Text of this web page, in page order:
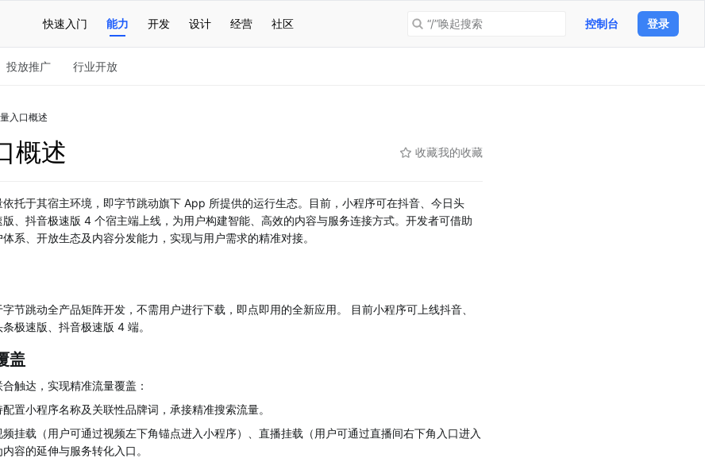
快速入门 能力 开发 设计 经营 社区 “/”唤起搜索 控制台 登录
投放推广 行业开放
入口概述
概述 收藏我的收藏
托于其宿主环境，即字节跳动旗下 App 所提供的运行生态。目前，小程序可在抖音、今日头
、抖音极速版 4 个宿主端上线，为用户构建智能、高效的内容与服务连接方式。开发者可借助
系、开放生态及内容分发能力，实现与用户需求的精准对接。
节跳动全产品矩阵开发，不需用户进行下载，即点即用的全新应用。 目前小程序可上线抖音、
极速版、抖音极速版 4 端。
盖
触达，实现精准流量覆盖：
配置小程序名称及关联性品牌词，承接精准搜索流量。
频挂载（用户可通过视频左下角锚点进入小程序）、直播挂载（用户可通过直播间右下角入口进入
容的延伸与服务转化入口。